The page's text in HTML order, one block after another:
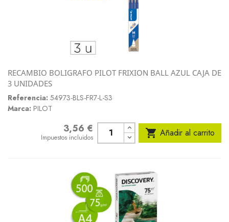
RECAMBIO BOLIGRAFO PILOT FRIXION BALL AZUL CAJA DE
3 UNIDADES
Referencia: 54973-BLS-FR7-L-S3
Marca: PILOT
3,56 €
Impuestos incluidos  Añadir al carrito